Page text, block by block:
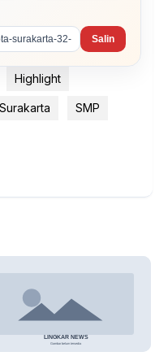
Salin
Highlight
SMP